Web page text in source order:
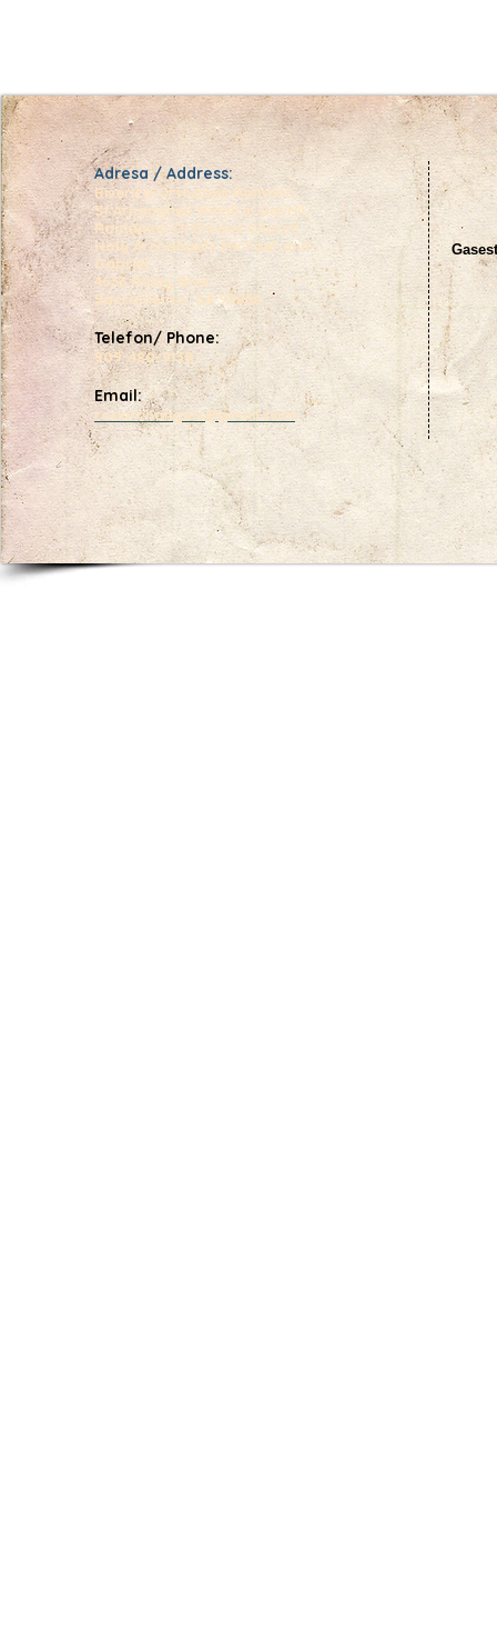
Adresa / Address:
Biserica Ortodoxa Romana
Sf.Arhangheli Mihail si Gavriil/
Romanian Orthodox Church
Holy Archangels Michael and
Gabriel
4633 Raley Blvd
Sacramento, CA 95838
Telefon/ Phone:
909-480-9139
Email:
rocarchangels@gmail.com